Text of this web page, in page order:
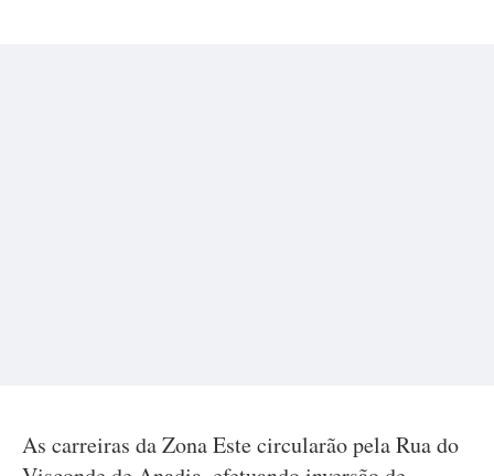
As carreiras da Zona Este circularão pela Rua do